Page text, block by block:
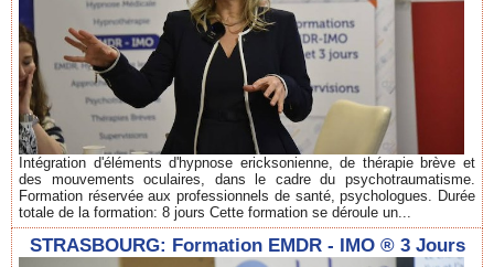
Intégration d'éléments d'hypnose ericksonienne, de thérapie brève et
des mouvements oculaires, dans le cadre du psychotraumatisme.
Formation réservée aux professionnels de santé, psychologues. Durée
totale de la formation: 8 jours Cette formation se déroule un...
STRASBOURG: Formation EMDR - IMO ® 3 Jours